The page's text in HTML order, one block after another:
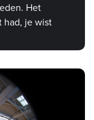
Het
had, je wist